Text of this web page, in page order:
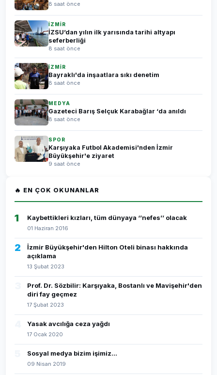
8 saat önce
İZMİR
İZSU’dan yılın ilk yarısında tarihi altyapı
seferberliği
8 saat önce
İZMİR
Bayraklı'da inşaatlara sıkı denetim
8 saat önce
MEDYA
Gazeteci Barış Selçuk Karabağlar ‘da anıldı
8 saat önce
SPOR
Karşıyaka Futbol Akademisi'nden İzmir
Büyükşehir'e ziyaret
9 saat önce
🔥 EN ÇOK OKUNANLAR
1 Kaybettikleri kızları, tüm dünyaya ‘’nefes’’ olacak
01 Haziran 2016
2
İzmir Büyükşehir'den Hilton Oteli binası hakkında
açıklama
13 Şubat 2023
Prof. Dr. Sözbilir: Karşıyaka, Bostanlı ve Mavişehir'den
diri fay geçmez
17 Şubat 2023
Yasak avcılığa ceza yağdı
17 Ocak 2020
Sosyal medya bizim işimiz...
09 Nisan 2019